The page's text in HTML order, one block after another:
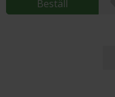
Beställ